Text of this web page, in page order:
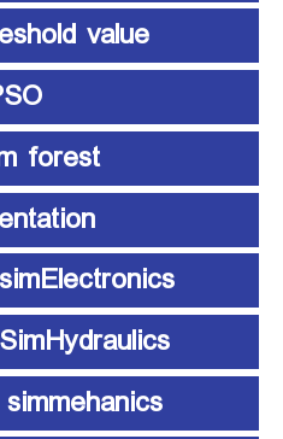
value
forest
simElectronics در Simulink
SimHydraulics در simulink
simmehanics در simulink